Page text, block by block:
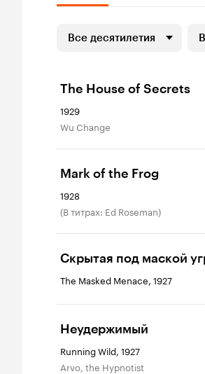
Все десятилетия
The House of Secrets
1929
Wu Change
Mark of the Frog
1928
(в титрах: Ed Roseman)
Скрытая под маской
The Masked Menace, 1927
Неудержимый
Running Wild, 1927
Arvo, the Hypnotist